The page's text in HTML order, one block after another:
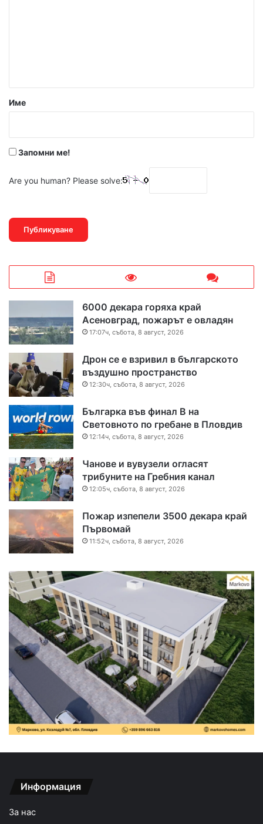
р
Име
Запомни ме!
Are you human? Please solve:
6000 декара горяха край
Асеновград, пожарът е овладян
17:07ч, събота, 8 август, 2026
Дрон се е взривил в българското
въздушно пространство
12:30ч, събота, 8 август, 2026
Българка във финал B на
Световното по гребане в Пловдив
12:14ч, събота, 8 август, 2026
Чанове и вувузели огласят
трибуните на Гребния канал
12:05ч, събота, 8 август, 2026
Пожар изпепели 3500 декара край
Първомай
11:52ч, събота, 8 август, 2026
Информация
За нас